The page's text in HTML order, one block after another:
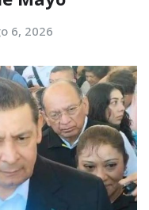
6, 2026